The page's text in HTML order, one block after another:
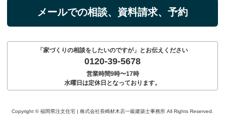
メールでの相談、資料請求、予約
「家づくりの相談をしたいのですが」とお伝えください
0120-39-5678
営業時間9時〜17時
水曜日は定休日となっております。
Copyright © 福岡県注文住宅 | 株式会社長崎材木店一級建築士事務所 All Rights Reserved.